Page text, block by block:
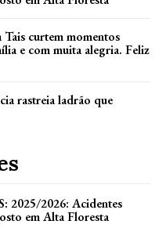
Tais curtem momentos
e com muita alegria. Feliz
rastreia ladrão que
2025/2026: Acidentes
em Alta Floresta